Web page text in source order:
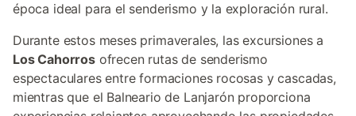
época ideal para el senderismo y la exploración rural.
Durante estos meses primaverales, las excursiones a
Los Cahorrosofrecen rutas de senderismo
espectaculares entre formaciones rocosas y cascadas,
mientras que el Balneario de Lanjarón proporciona